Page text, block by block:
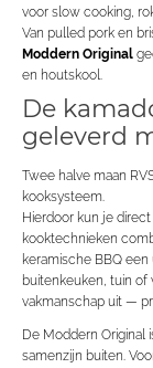
voor slow cooking,
Van pulled pork en
Moddern Original
en houtskool.
De
geleverd
Twee halve maan
kooksysteem.
Hierdoor kun je
kooktechnieken
keramische BBQ
buitenkeuken, tuin of
vakmanschap uit —
De Moddern Original
samenzijn buiten.